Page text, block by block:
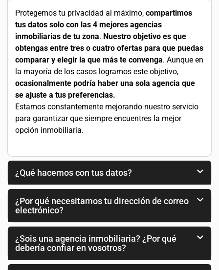
Protegemos tu privacidad al máximo, compartimos
tus datos solo con las 4 mejores agencias
inmobiliarias de tu zona. Nuestro objetivo es que
obtengas entre tres o cuatro ofertas para que puedas
comparar y elegir la que más te convenga. Aunque en
la mayoría de los casos logramos este objetivo,
ocasionalmente podría haber una sola agencia que
se ajuste a tus preferencias.
Estamos constantemente mejorando nuestro servicio
para garantizar que siempre encuentres la mejor
opción inmobiliaria.
¿Qué hacemos con tus datos?
¿Por qué necesitamos tu dirección de correo
electrónico?
¿Sois una agencia inmobiliaria? ¿Por qué
debería confiar en vosotros?